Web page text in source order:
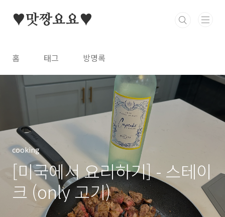
♥맛짱요요♥
홈 태그 방명록
cooking
[미국에서 요리하기] - 스테이
크 (only 고기)